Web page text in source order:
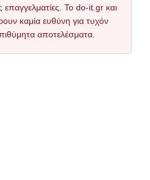
επαγγελματίες. Το do-it.gr και
καμία ευθύνη για τυχόν
αποτελέσματα.